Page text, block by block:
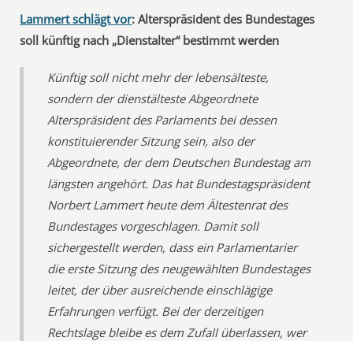
Lammert schlägt vor: Alterspräsident des Bundestages
soll künftig nach „Dienstalter“ bestimmt werden
Künftig soll nicht mehr der lebensälteste,
sondern der dienstälteste Abgeordnete
Alterspräsident des Parlaments bei dessen
konstituierender Sitzung sein, also der
Abgeordnete, der dem Deutschen Bundestag am
längsten angehört. Das hat Bundestagspräsident
Norbert Lammert heute dem Ältestenrat des
Bundestages vorgeschlagen. Damit soll
sichergestellt werden, dass ein Parlamentarier
die erste Sitzung des neugewählten Bundestages
leitet, der über ausreichende einschlägige
Erfahrungen verfügt. Bei der derzeitigen
Rechtslage bleibe es dem Zufall überlassen, wer